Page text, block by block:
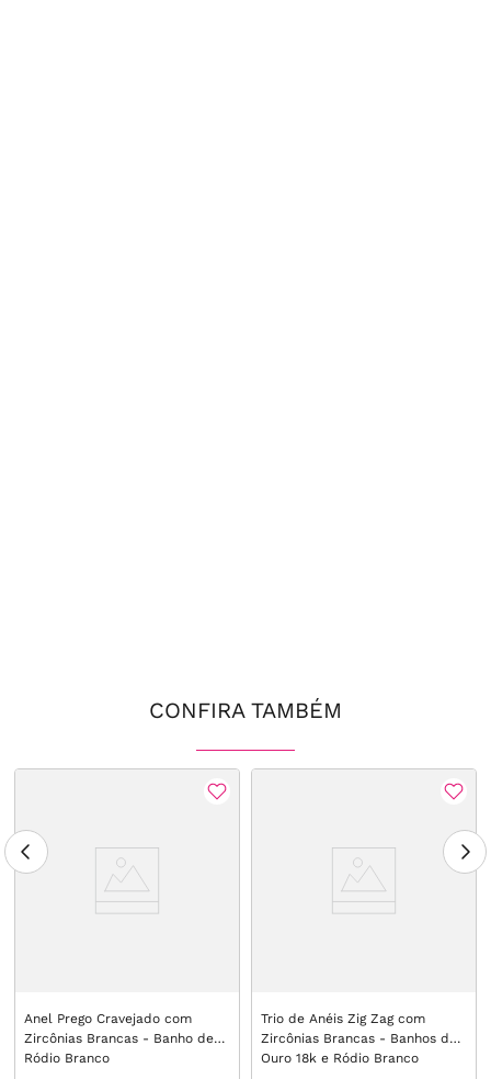
CONFIRA TAMBÉM
Anel Prego Cravejado com
Zircônias Brancas - Banho de
Ródio Branco
Trio de Anéis Zig Zag com
Zircônias Brancas - Banhos de
Ouro 18k e Ródio Branco